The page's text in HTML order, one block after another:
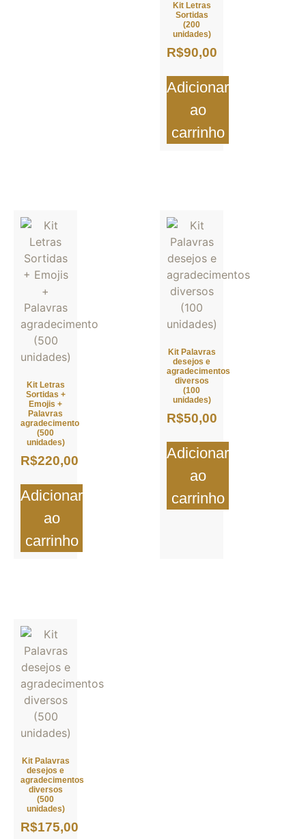
Kit Letras
Sortidas
(200
unidades)
R$90,00
Adicionar
ao
carrinho
Kit Letras
Sortidas +
Emojis +
Palavras
agradecimento
(500
unidades)
R$220,00
Adicionar
ao
carrinho
Kit Palavras
desejos e
agradecimentos
diversos
(100
unidades)
R$50,00
Adicionar
ao
carrinho
Kit Palavras
desejos e
agradecimentos
diversos
(500
unidades)
R$175,00